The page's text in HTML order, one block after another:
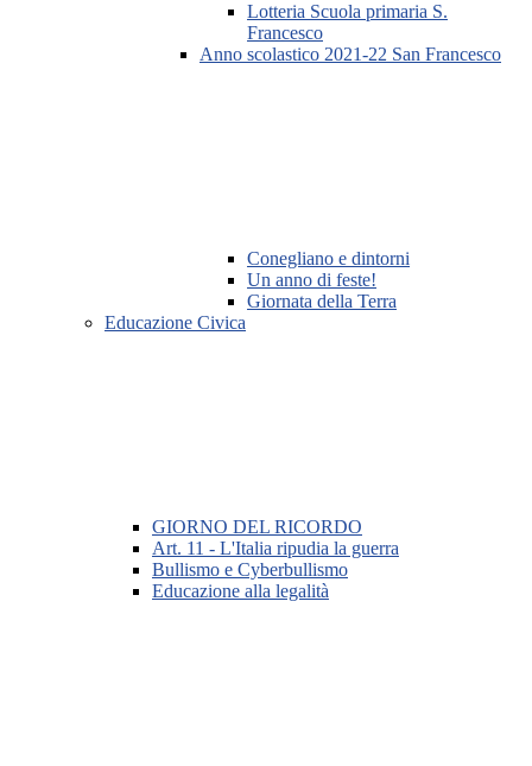
Lotteria Scuola primaria S.
Francesco
Anno scolastico 2021-22 San Francesco
Conegliano e dintorni
Un anno di feste!
Giornata della Terra
Educazione Civica
GIORNO DEL RICORDO
Art. 11 - L'Italia ripudia la guerra
Bullismo e Cyberbullismo
Educazione alla legalità